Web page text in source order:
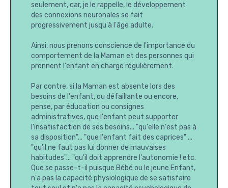
seulement, car, je le rappelle, le développement
des connexions neuronales se fait
progressivement jusqu'à l'âge adulte.
Ainsi, nous prenons conscience de l'importance du
comportement de la Maman et des personnes qui
prennent l'enfant en charge régulièrement.
Par contre, si la Maman est absente lors des
besoins de l'enfant, ou défaillante ou encore,
pense, par éducation ou consignes
administratives, que l'enfant peut supporter
l'insatisfaction de ses besoins... "qu'elle n'est pas à
sa disposition"... "que l'enfant fait des caprices" ...
"qu'il ne faut pas lui donner de mauvaises
habitudes"... "qu'il doit apprendre l'autonomie ! etc.
Que se passe-t-il puisque Bébé ou le jeune Enfant,
n'a pas la capacité physiologique de se satisfaire